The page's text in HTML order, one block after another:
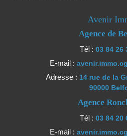
Avenir
Agence de
Tél : 03 84 26
E-mail :
Adresse : 14 rue de la
90000
Agence
Tél : 03 84 20
E-mail :